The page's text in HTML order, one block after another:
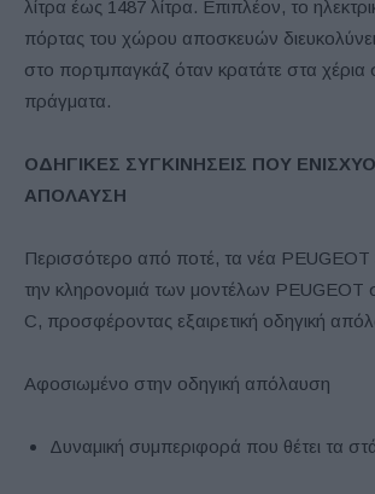
λίτρα έως 1487 λίτρα. Επιπλέον, το
πόρτας του χώρου αποσκευών
στο πορτμπαγκάζ όταν κρατάτε στα
πράγματα.
ΟΔΗΓΙΚΕΣ ΣΥΓΚΙΝΗΣΕΙΣ ΠΟΥ
ΑΠΟΛΑΥΣΗ
Περισσότερο από ποτέ, τα νέα PEUGEOT
την κληρονομιά των μοντέλων PEUGEOT
C, προσφέροντας εξαιρετική οδηγική
Αφοσιωμένο στην οδηγική απόλαυση
Δυναμική συμπεριφορά που θέτει τα